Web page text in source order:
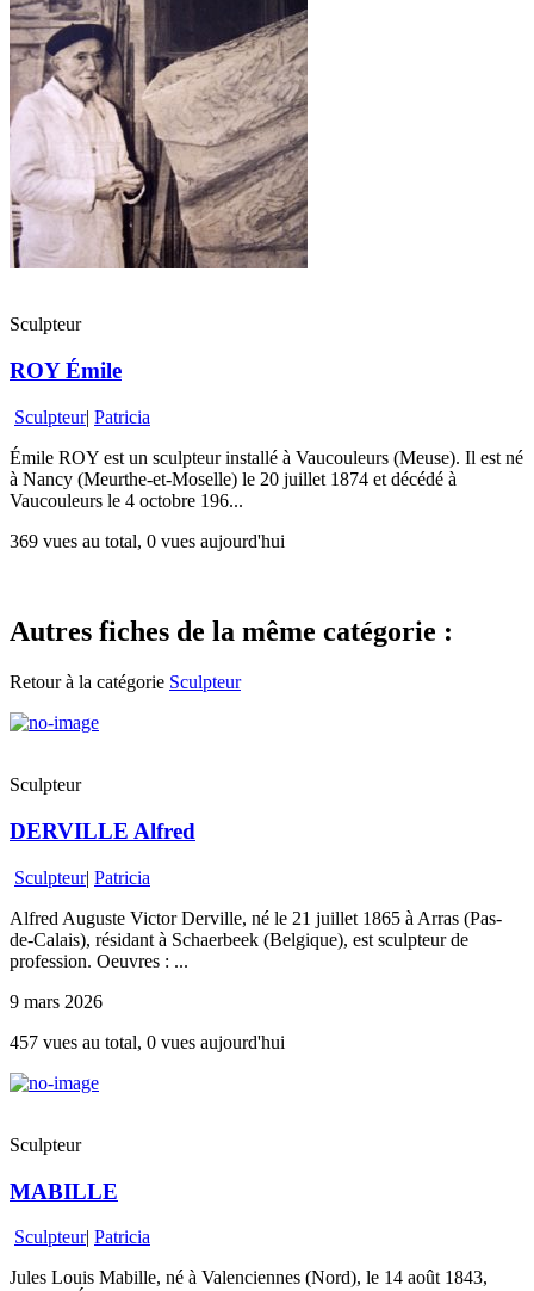
Sculpteur
ROY Émile
Sculpteur| Patricia
Émile ROY est un sculpteur installé à Vaucouleurs (Meuse). Il est né
à Nancy (Meurthe-et-Moselle) le 20 juillet 1874 et décédé à
Vaucouleurs le 4 octobre 196...
369 vues au total, 0 vues aujourd'hui
Autres fiches de la même catégorie :
Retour à la catégorie Sculpteur
Sculpteur
DERVILLE Alfred
Sculpteur| Patricia
Alfred Auguste Victor Derville, né le 21 juillet 1865 à Arras (Pas-
de-Calais), résidant à Schaerbeek (Belgique), est sculpteur de
profession. Oeuvres : ...
9 mars 2026
457 vues au total, 0 vues aujourd'hui
Sculpteur
MABILLE
Sculpteur| Patricia
Jules Louis Mabille, né à Valenciennes (Nord), le 14 août 1843,